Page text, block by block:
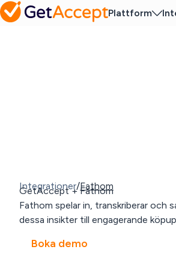
Plattform
Integrationer/Fathom
GetAccept + Fathom
Fathom spelar in, transkriberar
dessa insikter till engagerande
Boka demo